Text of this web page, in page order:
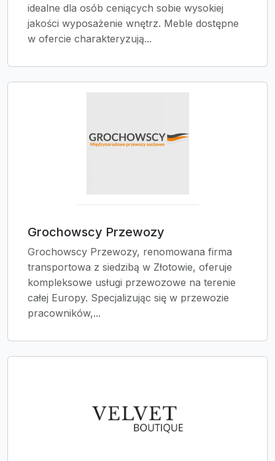
idealne dla osób ceniących sobie wysokiej
jakości wyposażenie wnętrz. Meble dostępne
w ofercie charakteryzują...
Grochowscy Przewozy
Grochowscy Przewozy, renomowana firma
transportowa z siedzibą w Złotowie, oferuje
kompleksowe usługi przewozowe na terenie
całej Europy. Specjalizując się w przewozie
pracowników,...